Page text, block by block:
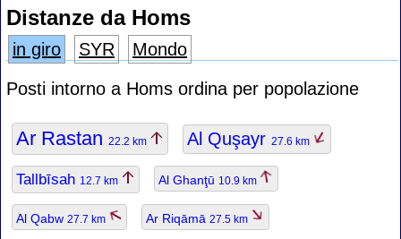
Distanze da Homs
in giro SYR
Mondo
Posti intorno a Homs ordina per popolazione
Ar Rastan 22.2 km Al Quşayr 27.6 km
Tallbīsah 12.7 km Al Ghanţū 10.9 km
Al Qabw 27.7 km Ar Riqāmā 27.5 km